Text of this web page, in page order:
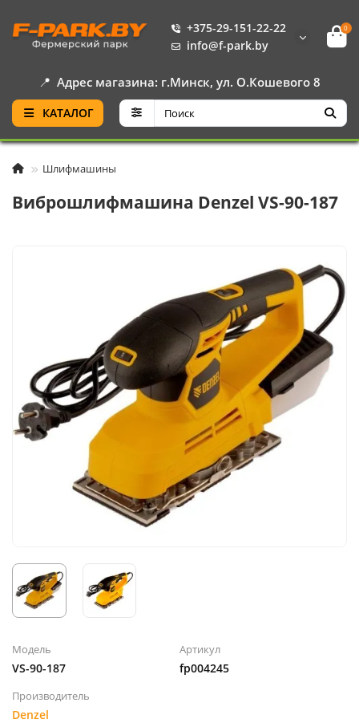
+375-29-151-22-22
info@f-park.by
0
📍 Адрес магазина: г.Минск, ул. О.Кошевого 8
КАТАЛОГ
Шлифмашины
Виброшлифмашина Denzel VS-90-187
Модель
VS-90-187
Артикул
fp004245
Производитель
Denzel